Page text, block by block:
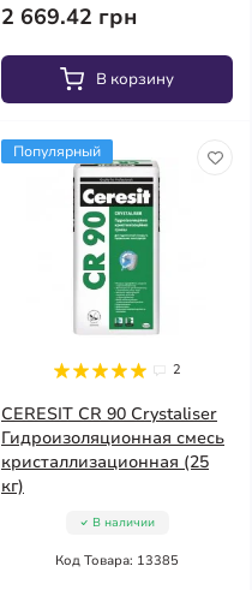
2 669.42 грн
В корзину
Популярный
2
CERESIT CR 90 Crystaliser
Гидроизоляционная смесь
кристаллизационная (25
кг)
В наличии
Код Товара: 13385